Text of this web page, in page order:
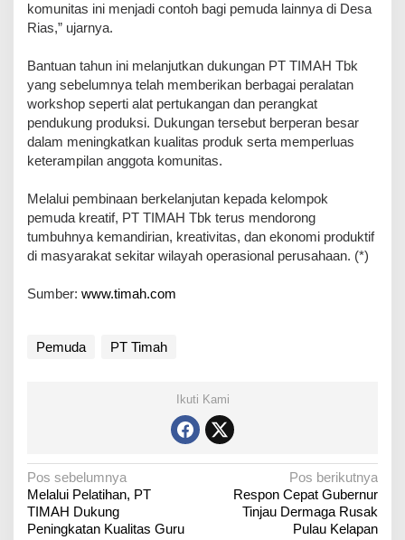
komunitas ini menjadi contoh bagi pemuda lainnya di Desa
Rias,” ujarnya.
Bantuan tahun ini melanjutkan dukungan PT TIMAH Tbk
yang sebelumnya telah memberikan berbagai peralatan
workshop seperti alat pertukangan dan perangkat
pendukung produksi. Dukungan tersebut berperan besar
dalam meningkatkan kualitas produk serta memperluas
keterampilan anggota komunitas.
Melalui pembinaan berkelanjutan kepada kelompok
pemuda kreatif, PT TIMAH Tbk terus mendorong
tumbuhnya kemandirian, kreativitas, dan ekonomi produktif
di masyarakat sekitar wilayah operasional perusahaan. (*)
Sumber: www.timah.com
Pemuda PT Timah
Ikuti Kami
N
a
v
Pos sebelumnya
Melalui Pelatihan, PT
TIMAH Dukung
Peningkatan Kualitas Guru
Pos berikutnya
Respon Cepat Gubernur
Tinjau Dermaga Rusak
Pulau Kelapan